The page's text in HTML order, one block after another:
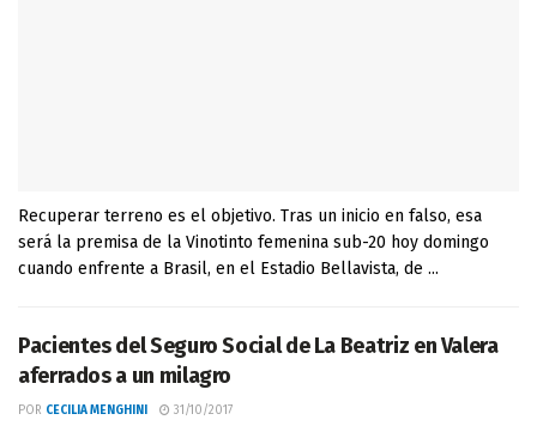
Recuperar terreno es el objetivo. Tras un inicio en falso, esa
será la premisa de la Vinotinto femenina sub-20 hoy domingo
cuando enfrente a Brasil, en el Estadio Bellavista, de ...
Pacientes del Seguro Social de La Beatriz en Valera
aferrados a un milagro
POR CECILIA MENGHINI 31/10/2017